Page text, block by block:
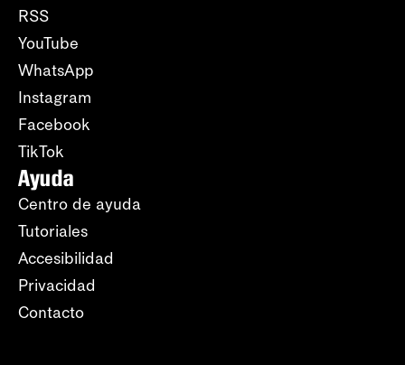
RSS
YouTube
WhatsApp
Instagram
Facebook
TikTok
Ayuda
Centro de ayuda
Tutoriales
Accesibilidad
Privacidad
Contacto